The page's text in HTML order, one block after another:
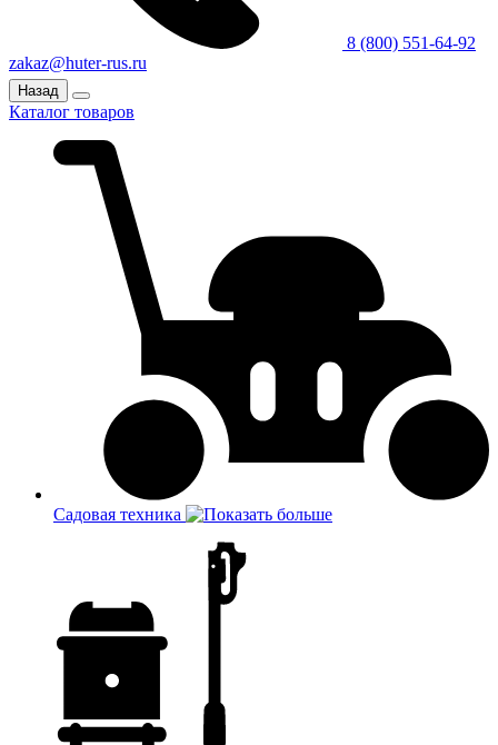
8 (800) 551-64-92
zakaz@huter-rus.ru
Назад
Каталог товаров
Садовая техника